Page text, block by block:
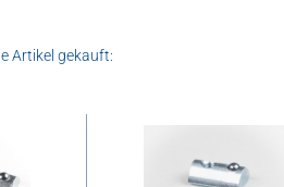
Artikel gekauft: